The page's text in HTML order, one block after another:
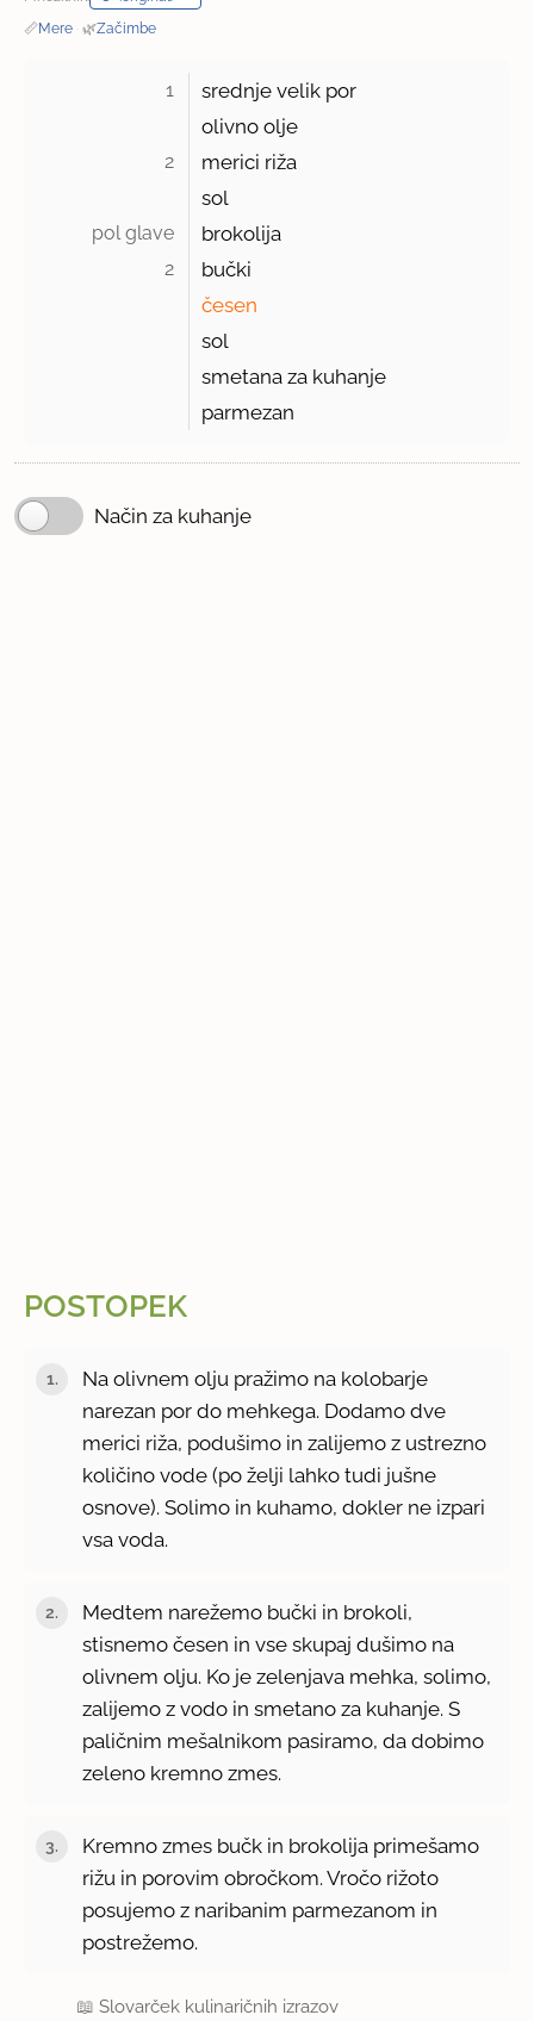
📏Mere · 🌿Začimbe
1
srednje velik por
olivno olje
2
merici riža
sol
pol glave brokolija
2
bučki
česen
sol
smetana za kuhanje
parmezan
Način za kuhanje
POSTOPEK
Na olivnem olju pražimo na kolobarje
narezan por do mehkega. Dodamo dve
merici riža, podušimo in zalijemo z ustrezno
količino vode (po želji lahko tudi jušne
osnove). Solimo in kuhamo, dokler ne izpari
vsa voda.
Medtem narežemo bučki in brokoli,
stisnemo česen in vse skupaj dušimo na
olivnem olju. Ko je zelenjava mehka, solimo,
zalijemo z vodo in smetano za kuhanje. S
paličnim mešalnikom pasiramo, da dobimo
zeleno kremno zmes.
Kremno zmes bučk in brokolija primešamo
rižu in porovim obročkom. Vročo rižoto
posujemo z naribanim parmezanom in
postrežemo.
📖Slovarček kulinaričnih izrazov